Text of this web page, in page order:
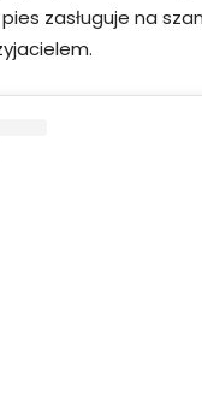
zasługuje na